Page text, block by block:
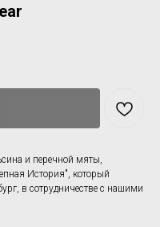
и перечной мяты,
История", который
в сотрудничестве с нашими